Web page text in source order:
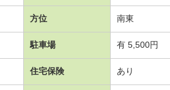
方位 南東
駐車場 有 5,500円
住宅保険 あり